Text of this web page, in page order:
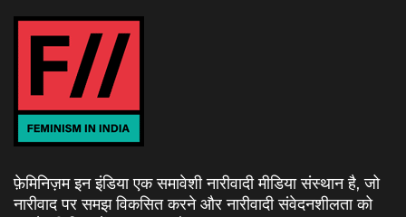
फ़ेमिनिज़म इन इंडिया एक समावेशी नारीवादी मीडिया संस्थान है, जो
नारीवाद पर समझ विकसित करने और नारीवादी संवेदनशीलता को